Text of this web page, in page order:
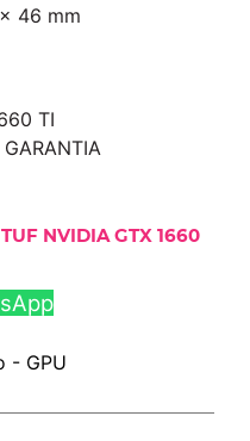
46 mm
TI
NVIDIA GTX 1660
- GPU